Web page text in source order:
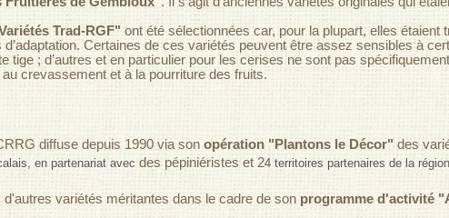
Trad-RGF" ont été sélectionnées car, pour la plupart, elles étaient
Certaines de ces variétés peuvent être assez sensibles à
tige ; d’autres et en particulier pour les cerises ne sont pas
crevassement et à la pourriture des fruits.
diffuse depuis 1990 via son opération "Plantons le Décor" des
en partenariat avec des pépiniéristes et 24 territoires partenaires de la
variétés méritantes dans le cadre de son programme d'activité